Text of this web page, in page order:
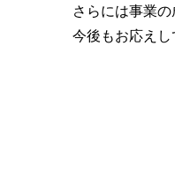
さらには事業
今後もお応えし